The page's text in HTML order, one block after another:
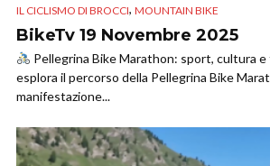
IL CICLISMO DI BROCCI, MOUNTAIN BIKE
BikeTv 19 Novembre 2025
Pellegrina Bike Marathon: sport, cultura
esplora il percorso della Pellegrina Bike
manifestazione...